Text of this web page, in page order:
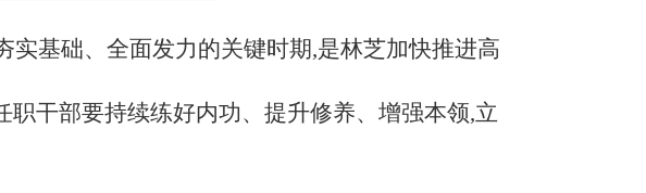
实基础、全面发力的关键时期,是林芝加快推进高
干部要持续练好内功、提升修养、增强本领,立